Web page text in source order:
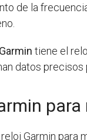
de la
Garmin tiene el
datos precisos
Garmin